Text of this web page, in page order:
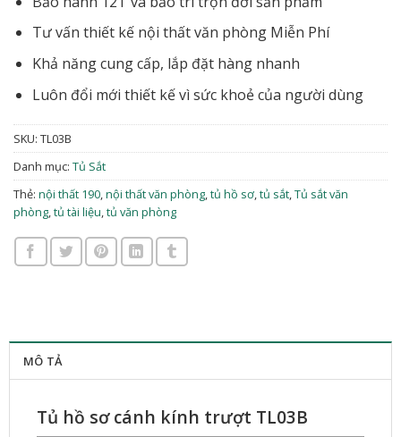
Tư vấn thiết kế nội thất văn phòng Miễn Phí
Khả năng cung cấp, lắp đặt hàng nhanh
Luôn đổi mới thiết kế vì sức khoẻ của người dùng
SKU: TL03B
Danh mục: Tủ Sắt
Thẻ: nội thất 190,nội thất văn phòng,tủ hồ sơ,tủ sắt,Tủ sắt văn
phòng,tủ tài liệu,tủ văn phòng
MÔ TẢ
Tủ hồ sơ cánh kính trượt TL03B